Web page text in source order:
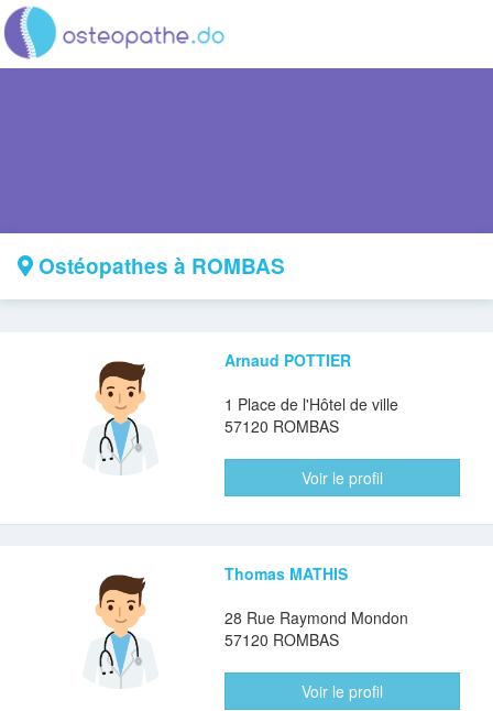
Ostéopathes à ROMBAS
Arnaud POTTIER
1 Place de l'Hôtel de ville
57120 ROMBAS
Voir le profil
Thomas MATHIS
28 Rue Raymond Mondon
57120 ROMBAS
Voir le profil